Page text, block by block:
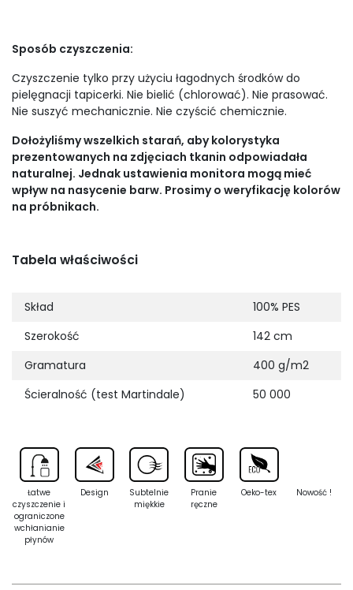
Sposób czyszczenia:
Czyszczenie tylko przy użyciu łagodnych środków do
pielęgnacji tapicerki. Nie bielić (chlorować). Nie prasować.
Nie suszyć mechanicznie. Nie czyścić chemicznie.
Dołożyliśmy wszelkich starań, aby kolorystyka
prezentowanych na zdjęciach tkanin odpowiadała
naturalnej. Jednak ustawienia monitora mogą mieć
wpływ na nasycenie barw. Prosimy o weryfikację kolorów
na próbnikach.
Tabela właściwości
Skład
100% PES
Szerokość
142 cm
Gramatura
400 g/m2
Ścieralność (test Martindale)
50 000
Łatwe
czyszczenie i
ograniczone
wchłanianie
płynów
Design
Subtelnie
miękkie
Pranie
ręczne
Oeko-tex Nowość !